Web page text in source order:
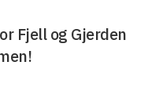
Fjell og Gjerden